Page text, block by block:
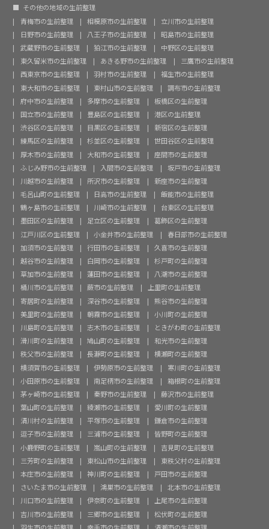
その他の地域の生前整理
青梅市の生前整理
相模原市の生前整理
立川市の生前整理
日野市の生前整理
八王子市の生前整理
昭島市の生前整理
武蔵野市の生前整理
狛江市の生前整理
中野区の生前整理
東久留米市の生前整理
あきる野市の生前整理
三鷹市の生前整理
西東京市の生前整理
羽村市の生前整理
福生市の生前整理
東大和市の生前整理
東村山市の生前整理
調布市の生前整理
府中市の生前整理
多摩市の生前整理
板橋区の生前整理
国立市の生前整理
豊島区の生前整理
港区の生前整理
渋谷区の生前整理
目黒区の生前整理
新宿区の生前整理
練馬区の生前整理
杉並区の生前整理
世田谷区の生前整理
厚木市の生前整理
大和市の生前整理
座間市の生前整理
ふじみ野市の生前整理
入間市の生前整理
坂戸市の生前整理
川越市の生前整理
所沢市の生前整理
新座市の生前整理
毛呂山町の生前整理
日高市の生前整理
飯能市の生前整理
鶴ヶ島市の生前整理
川崎市の生前整理
台東区の生前整理
墨田区の生前整理
足立区の生前整理
葛飾区の生前整理
江戸川区の生前整理
小金井市の生前整理
春日部市の生前整理
加須市の生前整理
行田市の生前整理
久喜市の生前整理
越谷市の生前整理
白岡市の生前整理
杉戸町の生前整理
草加市の生前整理
蓮田市の生前整理
八潮市の生前整理
桶川市の生前整理
蕨市の生前整理
上里町の生前整理
寄居町の生前整理
深谷市の生前整理
熊谷市の生前整理
美里町の生前整理
朝霧市の生前整理
小川町の生前整理
川島町の生前整理
志木市の生前整理
ときがわ町の生前整理
滑川町の生前整理
鳩山町の生前整理
和光市の生前整理
秩父市の生前整理
長瀞町の生前整理
横瀬町の生前整理
横須賀市の生前整理
伊勢原市の生前整理
寒川町の生前整理
小田原市の生前整理
南足柄市の生前整理
箱根町の生前整理
茅ヶ崎市の生前整理
秦野市の生前整理
藤沢市の生前整理
葉山町の生前整理
綾瀬市の生前整理
愛川町の生前整理
清川村の生前整理
平塚市の生前整理
鎌倉市の生前整理
逗子市の生前整理
三浦市の生前整理
皆野町の生前整理
小鹿野町の生前整理
嵐山町の生前整理
吉見町の生前整理
三芳町の生前整理
東松山市の生前整理
東秩父村の生前整理
本庄市の生前整理
神川町の生前整理
戸田市の生前整理
さいたま市の生前整理
鴻巣市の生前整理
北本市の生前整理
川口市の生前整理
伊奈町の生前整理
上尾市の生前整理
吉川市の生前整理
三郷市の生前整理
松伏町の生前整理
羽生市の生前整理
幸手市の生前整理 清瀬市の生前整理